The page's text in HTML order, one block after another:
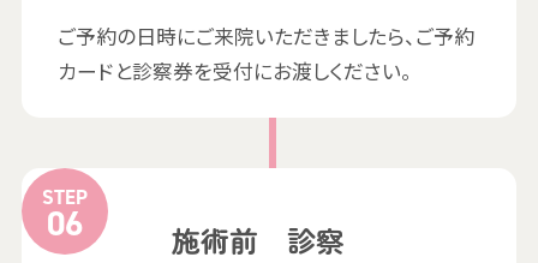
ご予約の日時にご来院いただきましたら、ご予約
カードと診察券を受付にお渡しください。
STEP
施術前 診察